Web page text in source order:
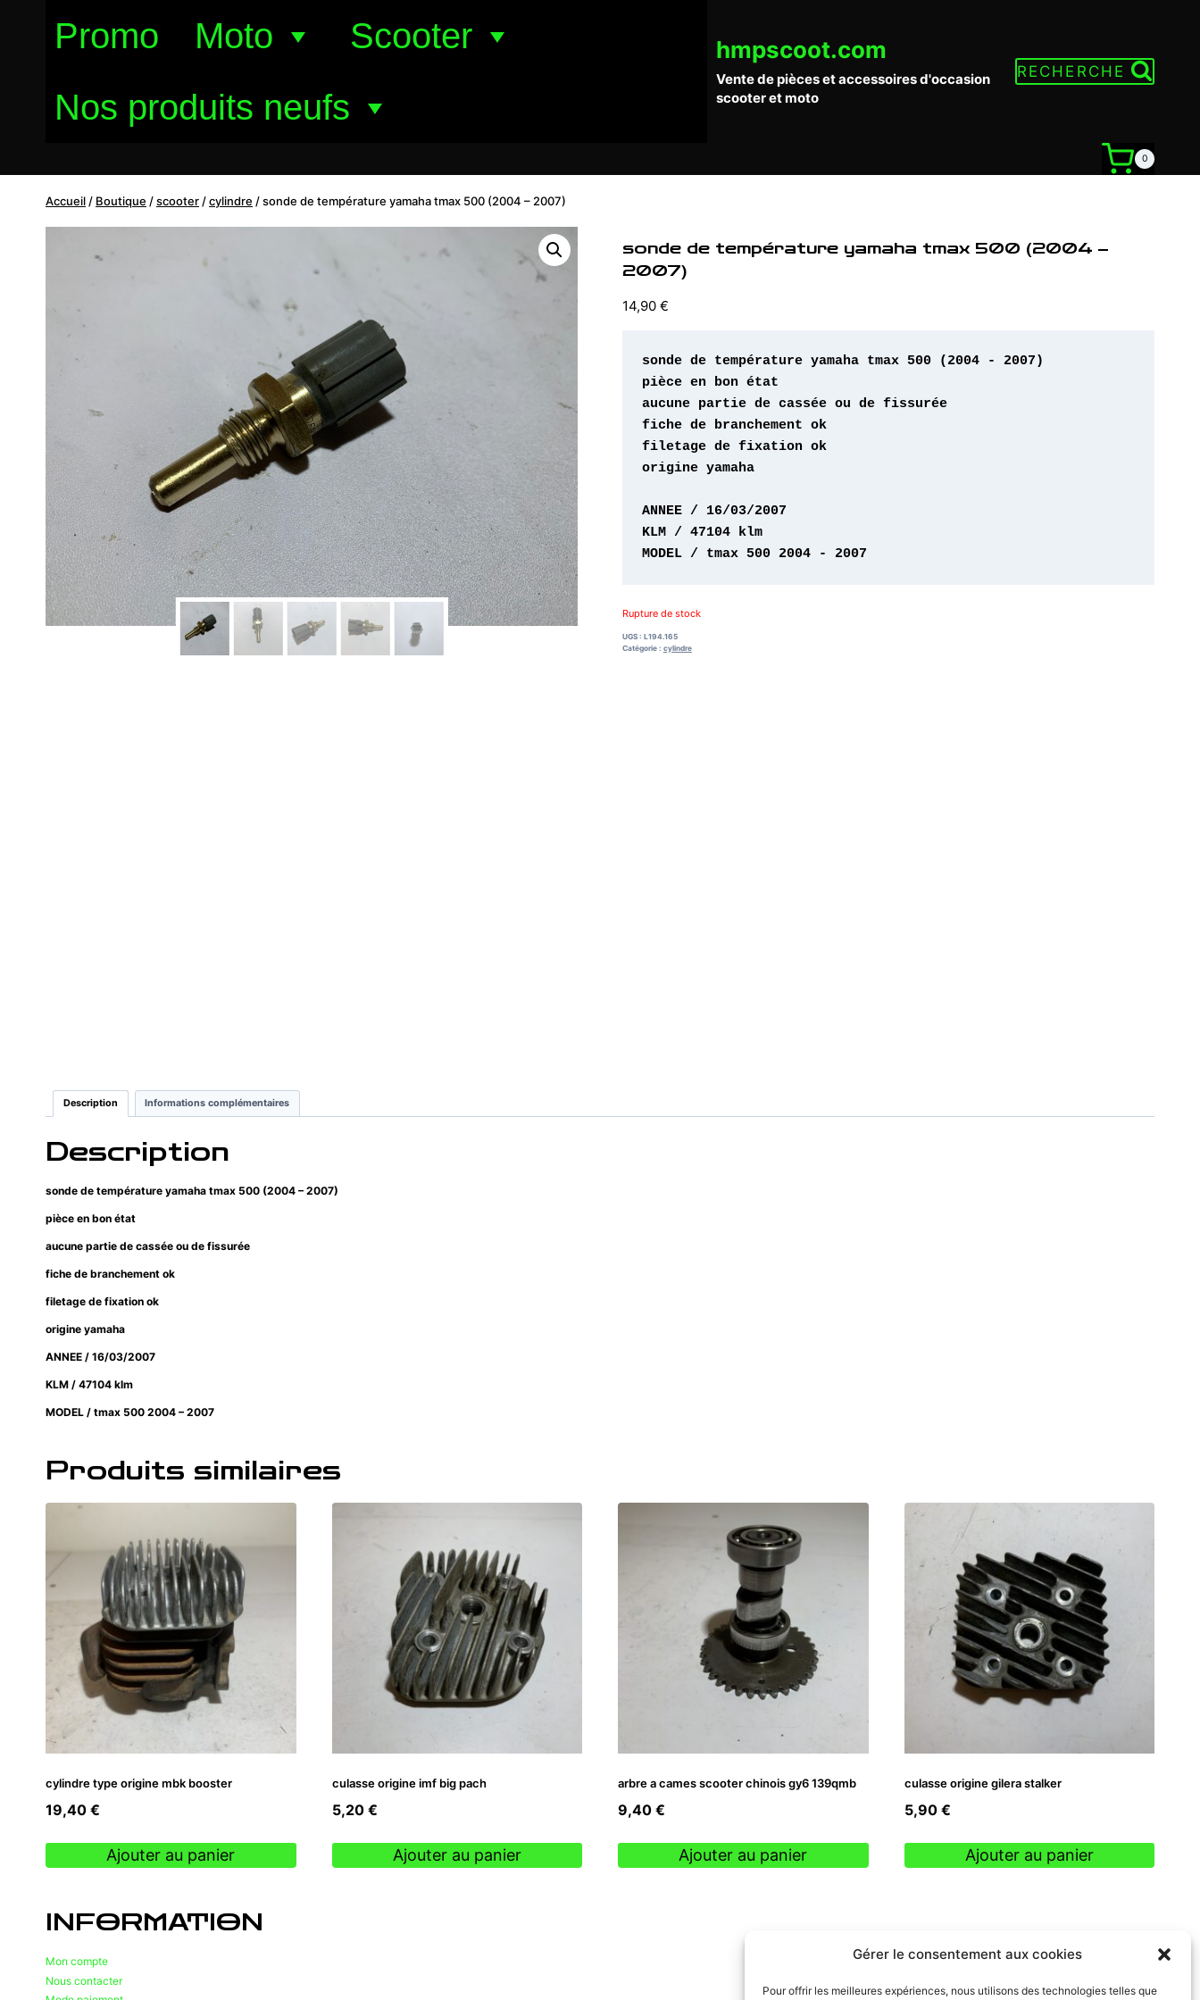
Gérer le consentement aux cookies
Pour offrir les meilleures expériences, nous utilisons des technologies telles que
Promo Moto
Scooter
Nos produits neufs
hmpscoot.com
Vente de pièces et accessoires d'occasion
scooter et moto
RECHERCHE
0
Accueil / Boutique /scooter /cylindre /sonde de température yamaha tmax 500 (2004 – 2007)
sonde de température yamaha tmax 500 (2004 –
2007)
14,90 €
origine yamaha
MODEL / tmax 500 2004 - 2007
Rupture de stock
UGS : L194.165
Catégorie : cylindre
Description Informations complémentaires
Description
sonde de température yamaha tmax 500 (2004 – 2007)
pièce en bon état
aucune partie de cassée ou de fissurée
fiche de branchement ok
filetage de fixation ok
origine yamaha
ANNEE / 16/03/2007
KLM / 47104 klm
MODEL / tmax 500 2004 – 2007
Produits similaires
cylindre type origine mbk booster
19,40 €
Ajouter au panier
culasse origine imf big pach
5,20 €
Ajouter au panier
arbre a cames scooter chinois gy6 139qmb
9,40 €
Ajouter au panier
culasse origine gilera stalker
5,90 €
Ajouter au panier
INFORMATION
Mon compte
Nous contacter